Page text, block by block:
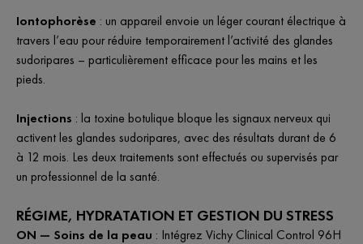
Iontophorèse : un appareil envoie un léger courant électrique à
travers l’eau pour réduire temporairement l’activité des glandes
sudoripares – particulièrement efficace pour les mains et les
pieds.
Injections : la toxine botulique bloque les signaux nerveux qui
activent les glandes sudoripares, avec des résultats durant de 6
à 12 mois. Les deux traitements sont effectués ou supervisés par
un professionnel de la santé.
RÉGIME, HYDRATATION ET GESTION DU STRESS
ON — Soins de la peau : Intégrez Vichy Clinical Control 96H